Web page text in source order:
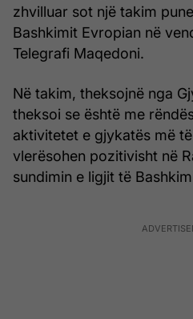
zhvilluar sot një takim
Bashkimit Evropian në
Telegrafi Maqedoni.
Në takim, theksojnë nga
theksoi se është me
aktivitetet e gjykatës më
vlerësohen pozitivisht në
sundimin e ligjit të